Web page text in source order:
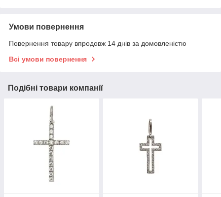
Умови повернення
Повернення товару впродовж 14 днів за домовленістю
Всі умови повернення
Подібні товари компанії